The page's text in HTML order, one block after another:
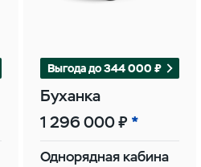
Выгода до 344 000 ₽
Буханка
1 296 000 ₽
Однорядная кабина